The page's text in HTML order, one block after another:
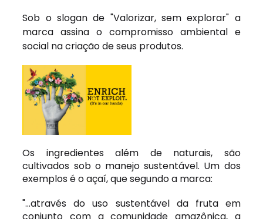
Sob o slogan de "Valorizar, sem explorar" a
marca assina o compromisso ambiental e
social na criação de seus produtos.
Os ingredientes além de naturais, são
cultivados sob o manejo sustentável. Um dos
exemplos é o açaí, que segundo a marca:
"...através do uso sustentável da fruta em